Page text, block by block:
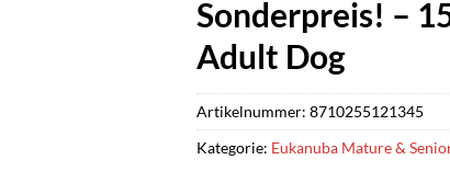
Sonderpreis! –
Adult Dog
Artikelnummer: 8710255121345
Kategorie: Eukanuba Mature &